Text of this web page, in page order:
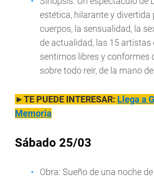
estética, hilarante y divertida
cuerpos, la sensualidad, la
de actualidad, las 15
sentirnos libres y conformes
sobre todo reír, de la mano
►TE PUEDE INTERESAR: Llega a
Memoria
Sábado 25/03
Obra: Sueño de una noche